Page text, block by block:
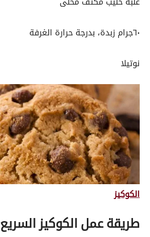
٦٠جرام زبدة، بدرجة حرارة الغرفة
نوتيلا
الكوكيز
طريقة عمل الكوكيز السريع